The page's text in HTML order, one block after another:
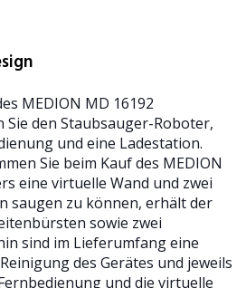
MEDION MD 16192
den Staubsauger-Roboter,
und eine Ladestation.
Sie beim Kauf des MEDION
eine virtuelle Wand und zwei
saugen zu können, erhält der
sowie zwei
sind im Lieferumfang eine
des Gerätes und jeweils
und die virtuelle